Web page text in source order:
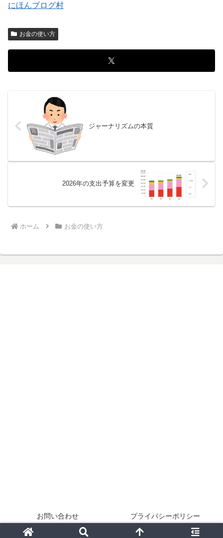
にほんブログ村
お金の使い方
ジャーナリズムの本質
2026年の支出予算を変更
ホーム お金の使い方
お問い合わせ プライバシーポリシー
Copyright © 2024-2026 無常生活 All Rights Reserved.